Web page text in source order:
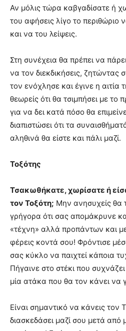
Αν μόλις τώρα καβγαδίσατε ή
του αφήσεις λίγο το περιθώριο
και να του λείψεις.
Στη συνέχεια θα πρέπει να
να τον διεκδικήσεις, ζητώντας
τον ενόχλησε και έγινε η
θεωρείς ότι θα τσιμπήσει με το
για να δει κατά πόσο θα
διαπιστώσει ότι τα
αληθινά θα είστε και πάλι μαζί.
Τοξότης
Τσακωθήκατε, χωρίσατε ή
τον Τοξότη; Μην ανησυχείς θα
γρήγορα ότι σας απομάκρυνε
«τέχνη» αλλά προπάντων και
φέρεις κοντά σου! Φρόντισε
σας κύκλο να παιχτεί κάποια
Πήγαινε στο στέκι που
μία ατάκα που θα τον κάνει να
Είναι σημαντικό να κάνεις τον
διασκεδάσει μαζί σου μετά